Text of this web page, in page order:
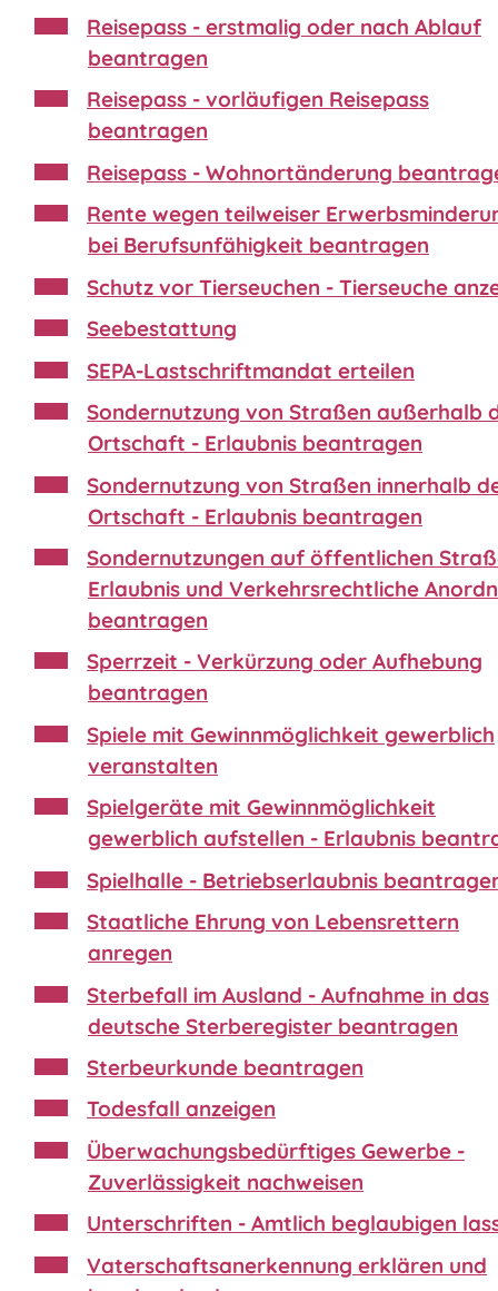
Reisepass - erstmalig oder nach Ablauf
beantragen
Reisepass - vorläufigen Reisepass
beantragen
Reisepass - Wohnortänderung
Rente wegen teilweiser
bei Berufsunfähigkeit beantragen
Schutz vor Tierseuchen - Tierseuche
Seebestattung
SEPA-Lastschriftmandat erteilen
Sondernutzung von Straßen außerhalb
Ortschaft - Erlaubnis beantragen
Sondernutzung von Straßen innerhalb
Ortschaft - Erlaubnis beantragen
Sondernutzungen auf öffentlichen
Erlaubnis und Verkehrsrechtliche
beantragen
Sperrzeit - Verkürzung oder Aufhebung
beantragen
Spiele mit Gewinnmöglichkeit gewerblich
veranstalten
Spielgeräte mit Gewinnmöglichkeit
gewerblich aufstellen - Erlaubnis
Spielhalle - Betriebserlaubnis
Staatliche Ehrung von Lebensrettern
anregen
Sterbefall im Ausland - Aufnahme in das
deutsche Sterberegister beantragen
Sterbeurkunde beantragen
Todesfall anzeigen
Überwachungsbedürftiges Gewerbe -
Zuverlässigkeit nachweisen
Unterschriften - Amtlich beglaubigen
Vaterschaftsanerkennung erklären und